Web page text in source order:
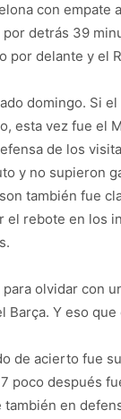
con
detrás 39
por delante y el
domingo. Si
esta vez fue el
de los
y no supieron
también fue
el rebote en los
olvidar con
Barça. Y eso
de acierto fue
poco después
en